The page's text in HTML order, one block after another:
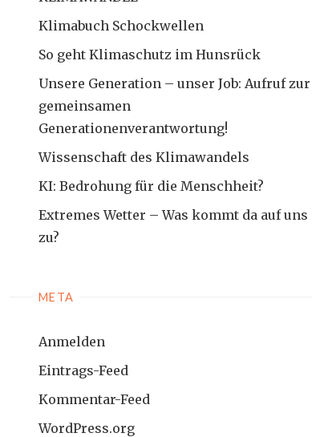
Klimabuch Schockwellen
So geht Klimaschutz im Hunsrück
Unsere Generation – unser Job: Aufruf zur
gemeinsamen
Generationenverantwortung!
Wissenschaft des Klimawandels
KI: Bedrohung für die Menschheit?
Extremes Wetter – Was kommt da auf uns
zu?
META
Anmelden
Eintrags-Feed
Kommentar-Feed
WordPress.org